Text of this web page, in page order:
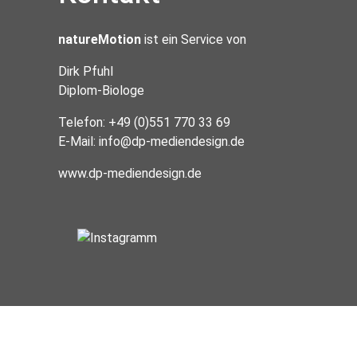
natureMotion ist ein Service von
Dirk Pfuhl
Diplom-Biologe
Telefon: +49 (0)551 770 33 69
E-Mail: info@dp-mediendesign.de
www.dp-mediendesign.de